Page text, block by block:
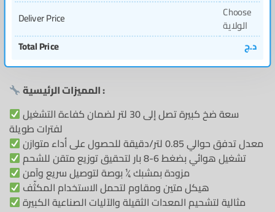
Deliver Price
Choose
الولاية
Total Price
د.ج
المميزات الرئيسية :
سعة ضخ كبيرة تصل إلى 30 لتر لضمان كفاءة التشغيل
لفترات طويلة
معدل تدفق حوالي 0.85 لتر/دقيقة للحصول على أداء متوازن
تشغيل هوائي بضغط 6-8 بار لتحقيق توزيع متقن للشحم
مزودة بمشبك ¼ بوصة لتوصيل سريع وآمن
هيكل متين ومقاوم لتحمل الاستخدام المكثّف
مثالية لتشحيم المعدات الثقيلة والآليات الصناعية الكبيرة